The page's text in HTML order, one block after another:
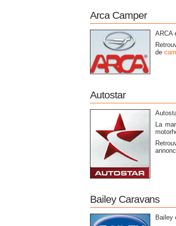
Arca Camper
ARCA
de
Autostar
La
Bailey Caravans
Bailey